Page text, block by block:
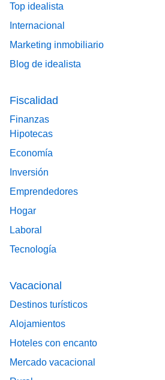
Top idealista
Internacional
Marketing inmobiliario
Blog de idealista
Fiscalidad
Finanzas
Hipotecas
Economía
Inversión
Emprendedores
Hogar
Laboral
Tecnología
Vacacional
Destinos turísticos
Alojamientos
Hoteles con encanto
Mercado vacacional